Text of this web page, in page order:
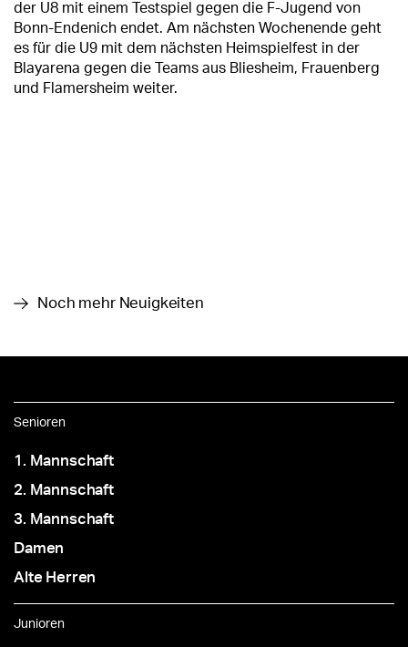
der U8 mit einem Testspiel gegen die F-Jugend von
Bonn-Endenich endet. Am nächsten Wochenende geht
es für die U9 mit dem nächsten Heimspielfest in der
Blayarena gegen die Teams aus Bliesheim, Frauenberg
und Flamersheim weiter.
Noch mehr Neuigkeiten
Senioren
1. Mannschaft
2. Mannschaft
3. Mannschaft
Damen
Alte Herren
Junioren